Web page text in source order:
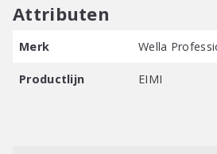
Attributen
Merk Wella
Productlijn EIMI